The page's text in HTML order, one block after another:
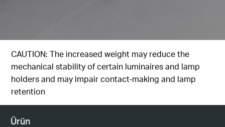
CAUTION: The increased weight may reduce the
mechanical stability of certain luminaires and lamp
holders and may impair contact-making and lamp
retention
Ürün